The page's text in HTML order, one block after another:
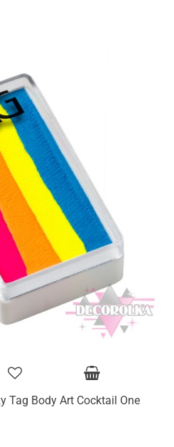
Tag Body Art Cocktail One